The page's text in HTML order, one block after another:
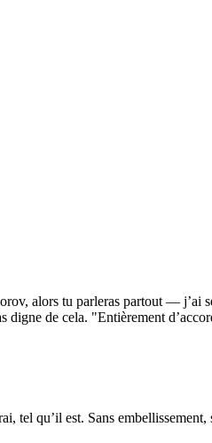
alors tu parleras partout — j’ai
de cela. "Entièrement
qu’il est. Sans embellissement,